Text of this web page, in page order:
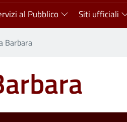
al Pubblico Siti ufficiali
Barbara